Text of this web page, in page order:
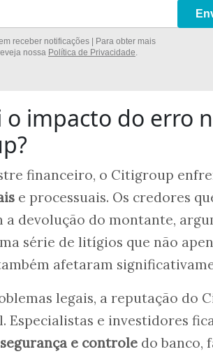
receber notificações | Para obter mais
nossa Política de Privacidade.
o impacto do erro
financeiro, o Citigroup
e processuais. Os credores
a devolução do montante,
série de litígios que não
afetaram
legais, a reputação do
Especialistas e investidores
e controle do banco,